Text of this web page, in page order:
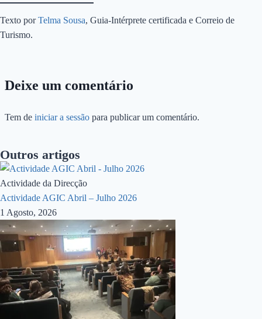
Texto porTelma Sousa, Guia-Intérprete certificada e Correio de
Turismo.
Deixe um comentário
Tem de iniciar a sessão para publicar um comentário.
Outros artigos
Actividade da Direcção
Actividade AGIC Abril – Julho 2026
1 Agosto, 2026